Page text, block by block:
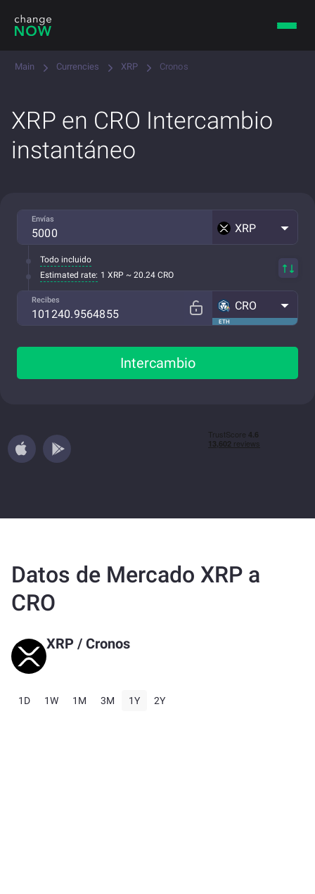
Main Currencies XRP Cronos
XRP en CRO Intercambio
instantáneo
Envías
XRP
Todo incluido
Estimated rate: 1 XRP ~ 20.24 CRO
Recibes
ETH
CRO
Intercambio
Datos de Mercado XRP a
CRO
XRP / Cronos
1D 1W 1M 3M 1Y 2Y